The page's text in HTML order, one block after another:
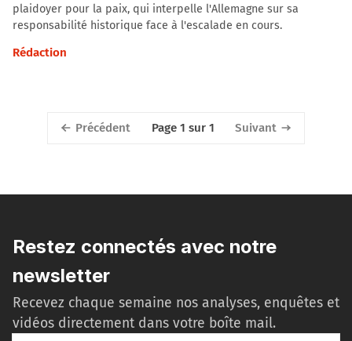
plaidoyer pour la paix, qui interpelle l'Allemagne sur sa
responsabilité historique face à l'escalade en cours.
Rédaction
Précédent Page 1 sur 1 Suivant
Restez connectés avec notre
newsletter
Recevez chaque semaine nos analyses, enquêtes et
vidéos directement dans votre boîte mail.